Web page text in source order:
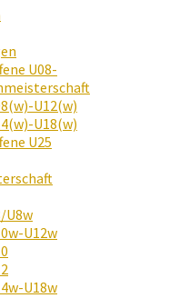
U08-
U12(w)
U18(w)
U25
U8w
U12w
U18w